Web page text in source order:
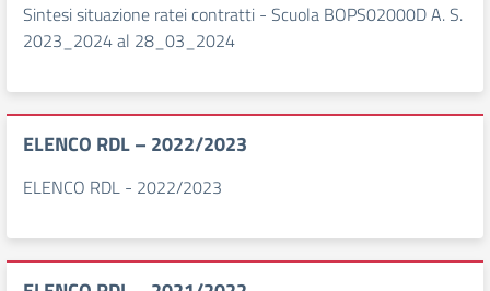
Sintesi situazione ratei contratti - Scuola BOPS02000D A. S.
2023_2024 al 28_03_2024
ELENCO RDL – 2022/2023
ELENCO RDL - 2022/2023